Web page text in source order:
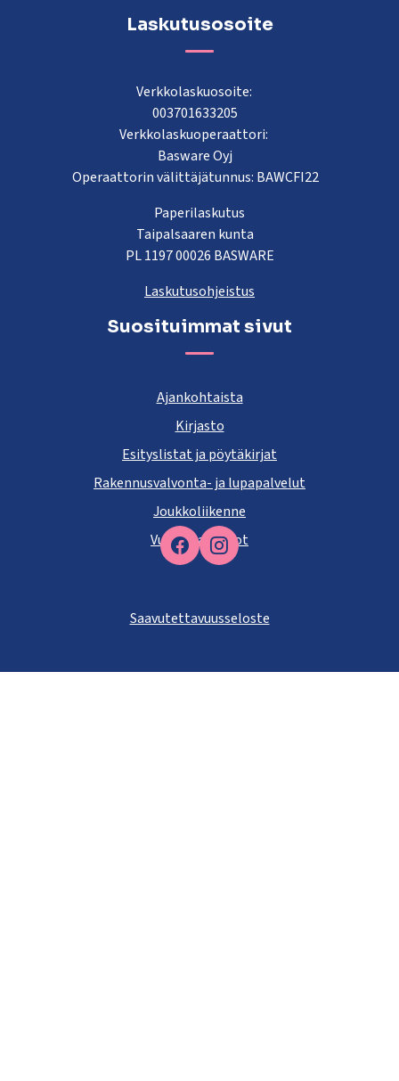
Facebook
Laskutusosoite
Verkkolaskuosoite:
003701633205
Verkkolaskuoperaattori:
Basware Oyj
Operaattorin välittäjätunnus: BAWCFI22
Paperilaskutus
Taipalsaaren kunta
PL 1197 00026 BASWARE
Laskutusohjeistus
Suosituimmat sivut
Ajankohtaista
Kirjasto
Esityslistat ja pöytäkirjat
Rakennusvalvonta- ja lupapalvelut
Joukkoliikenne
Vuokra-asunnot
Saavutettavuusseloste